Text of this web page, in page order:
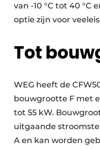
van -10 °C tot 40 °C
optie zijn voor
Tot
WEG heeft de
bouwgrootte F met
tot 55 kW.
uitgaande
A en kan worden